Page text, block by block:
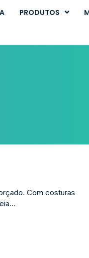
PRODUTOS
Com costuras